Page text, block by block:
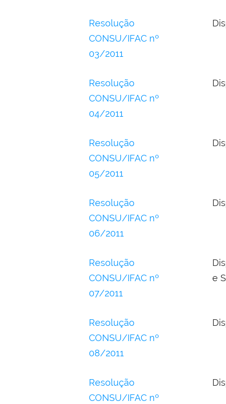
Resolução
CONSU/IFAC nº
03/2011
Resolução
CONSU/IFAC nº
04/2011
Resolução
CONSU/IFAC nº
05/2011
Resolução
CONSU/IFAC nº
06/2011
Resolução
CONSU/IFAC nº
07/2011
e
Resolução
CONSU/IFAC nº
08/2011
Resolução
CONSU/IFAC nº